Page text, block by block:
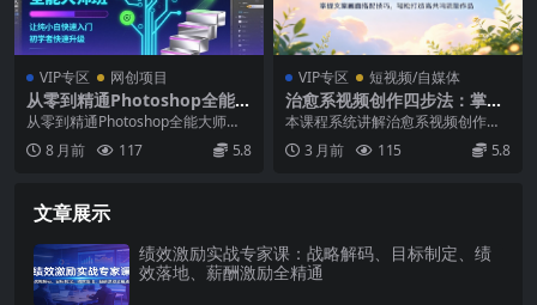
VIP专区 网创项目
从零到精通Photoshop全能大
师班，让纯小白快速入门，初
学者快速升级
从零到精通Photoshop全能大师
班，让纯小白快速入门，初学者快
速升级 商业案...
8 月前 117 5.8
VIP专区 短视频/自媒体
治愈系视频创作四步法：掌握
文案画面搭配技巧，轻松打造
高共鸣流量作品
本课程系统讲解治愈系视频创作标
准四步法，聚焦从文案构思到镜头
画面的完整情感传递闭...
3 月前 115 5.8
文章展示
绩效激励实战专家课：战略解码、目标制定、绩
效落地、薪酬激励全精通